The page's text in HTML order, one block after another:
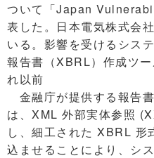
ついて「Japan
表した。日本電気株式会
いる。影響を受けるシス
報告書（XBRL）作成ツ
れ以前
金融庁が提供する報告
は、XML 外部実体参照
し、細工された XBRL 形
込ませることにより、シ